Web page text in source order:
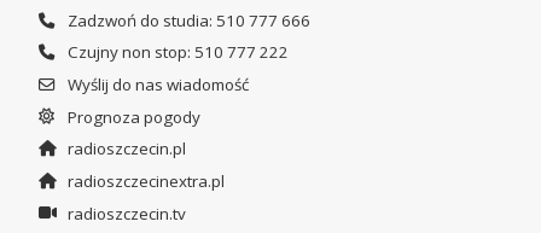
Zadzwoń do studia: 510 777 666
Czujny non stop: 510 777 222
Wyślij do nas wiadomość
Prognoza pogody
radioszczecin.pl
radioszczecinextra.pl
radioszczecin.tv